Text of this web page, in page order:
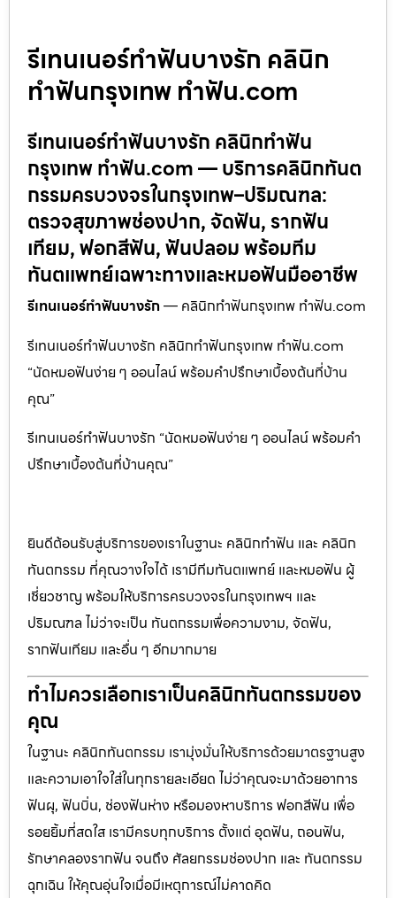
รีเทนเนอร์ทำฟันบางรัก คลินิก
ทำฟันกรุงเทพ ทำฟัน.com
รีเทนเนอร์ทำฟันบางรัก คลินิกทำฟัน
กรุงเทพ ทำฟัน.com — บริการคลินิกทันต
กรรมครบวงจรในกรุงเทพ–ปริมณฑล:
ตรวจสุขภาพช่องปาก, จัดฟัน, รากฟัน
เทียม, ฟอกสีฟัน, ฟันปลอม พร้อมทีม
ทันตแพทย์เฉพาะทางและหมอฟันมืออาชีพ
รีเทนเนอร์ทำฟันบางรัก— คลินิกทำฟันกรุงเทพ ทำฟัน.com
รีเทนเนอร์ทำฟันบางรัก คลินิกทำฟันกรุงเทพ ทำฟัน.com
“นัดหมอฟันง่าย ๆ ออนไลน์ พร้อมคำปรึกษาเบื้องต้นที่บ้าน
คุณ”
รีเทนเนอร์ทำฟันบางรัก “นัดหมอฟันง่าย ๆ ออนไลน์ พร้อมคำ
ปรึกษาเบื้องต้นที่บ้านคุณ”
ยินดีต้อนรับสู่บริการของเราในฐานะ คลินิกทำฟัน และ คลินิก
ทันตกรรม ที่คุณวางใจได้ เรามีทีมทันตแพทย์ และหมอฟัน ผู้
เชี่ยวชาญ พร้อมให้บริการครบวงจรในกรุงเทพฯ และ
ปริมณฑล ไม่ว่าจะเป็น ทันตกรรมเพื่อความงาม, จัดฟัน,
รากฟันเทียม และอื่น ๆ อีกมากมาย
ทำไมควรเลือกเราเป็นคลินิกทันตกรรมของ
คุณ
ในฐานะ คลินิกทันตกรรม เรามุ่งมั่นให้บริการด้วยมาตรฐานสูง
และความเอาใจใส่ในทุกรายละเอียด ไม่ว่าคุณจะมาด้วยอาการ
ฟันผุ, ฟันบิ่น, ช่องฟันห่าง หรือมองหาบริการ ฟอกสีฟัน เพื่อ
รอยยิ้มที่สดใส เรามีครบทุกบริการ ตั้งแต่ อุดฟัน, ถอนฟัน,
รักษาคลองรากฟัน จนถึง ศัลยกรรมช่องปาก และ ทันตกรรม
ฉุกเฉิน ให้คุณอุ่นใจเมื่อมีเหตุการณ์ไม่คาดคิด